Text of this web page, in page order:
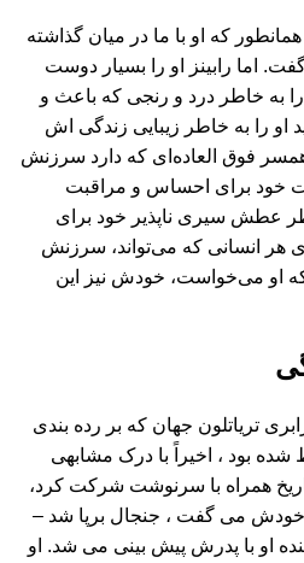
همانطور که او با ما در میان گذاشته
اما رابینز او را بسیار دوست
به خاطر درد و رنجی که باعث و
او را به خاطر زیبایی زندگی اش
فوق‌ العاده‌ای که دارد سرزنش
خود برای احساس و مراقبت
عطش سیری‌ ناپذیر خود برای
هر انسانی که می‌تواند، سرزنش
که او می‌خواست، خودش نیز این
تریاتلون جهان که بر رده بندی
شده بود ، اخیراً با درک مشابهی
همراه با سرنوشت شرکت کرد،
خودش می گفت ، جنجال برپا شد –
او با پدرش پیش بینی می شد. او